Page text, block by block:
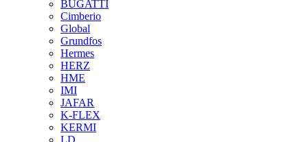
BUGATTI
Cimberio
Global
Grundfos
Hermes
HERZ
HME
IMI
JAFAR
K-FLEX
KERMI
LD